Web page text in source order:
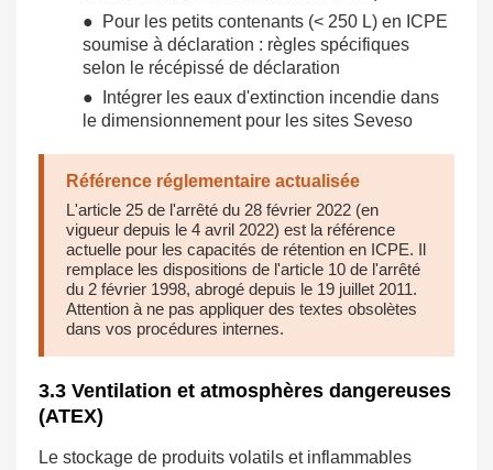
● Pour les petits contenants (< 250 L) en ICPE
soumise à déclaration : règles spécifiques
selon le récépissé de déclaration
● Intégrer les eaux d'extinction incendie dans
le dimensionnement pour les sites Seveso
Référence réglementaire actualisée
L'article 25 de l'arrêté du 28 février 2022 (en
vigueur depuis le 4 avril 2022) est la référence
actuelle pour les capacités de rétention en ICPE. Il
remplace les dispositions de l'article 10 de l'arrêté
du 2 février 1998, abrogé depuis le 19 juillet 2011.
Attention à ne pas appliquer des textes obsolètes
dans vos procédures internes.
3.3 Ventilation et atmosphères dangereuses
(ATEX)
Le stockage de produits volatils et inflammables